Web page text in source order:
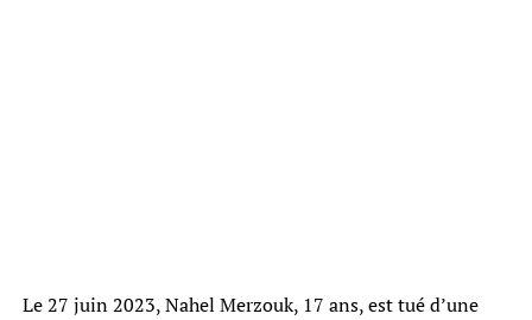
Le 27 juin 2023, Nahel Merzouk, 17 ans, est tué d’une